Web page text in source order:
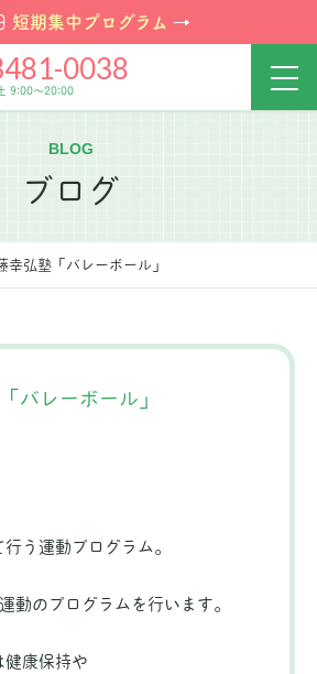
短期集中プログラム →
0038
9:00～20:00
BLOG
ブログ
幸弘塾「バレーボール」
バレーボール」
う運動プログラム。
動のプログラムを行います。
健康保持や